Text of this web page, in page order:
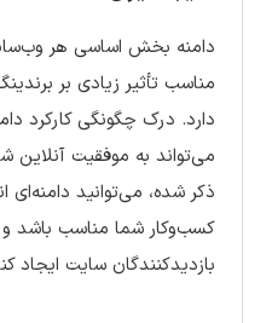
دامنه بخش اساسی هر
مناسب تأثیر زیادی بر
دارد. درک چگونگی کارکرد
می‌تواند به موفقیت آنلاین
ذکر شده، می‌توانید دامنه‌ای
کسب‌وکار شما مناسب باشد و
بازدیدکنندگان سایت ایجاد